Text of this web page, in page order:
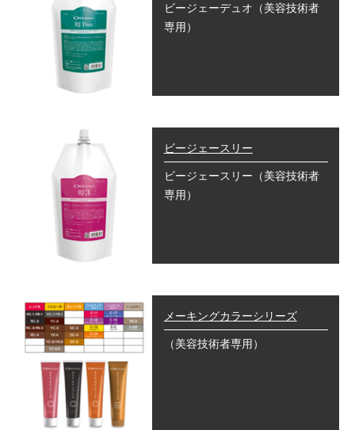
ビージェーデュオ （美容技術者
専用）
ビージェースリー
ビージェースリー （美容技術者
専用）
メーキングカラーシリーズ
（美容技術者専用）